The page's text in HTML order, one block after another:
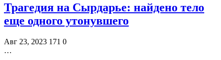
Трагедия на Сырдарье: найдено тело
еще одного утонувшего
Авг 23, 2023 171 0
…